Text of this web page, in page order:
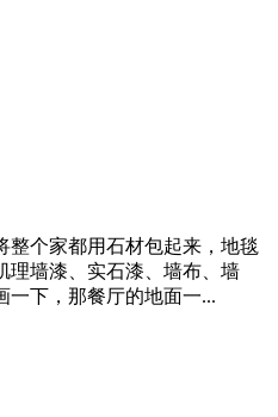
整个家都用石材包起来，地毯
理墙漆、实石漆、墙布、墙
一下，那餐厅的地面一...